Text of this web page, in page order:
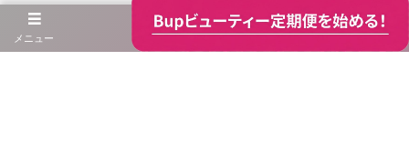
メニュー
利用規約